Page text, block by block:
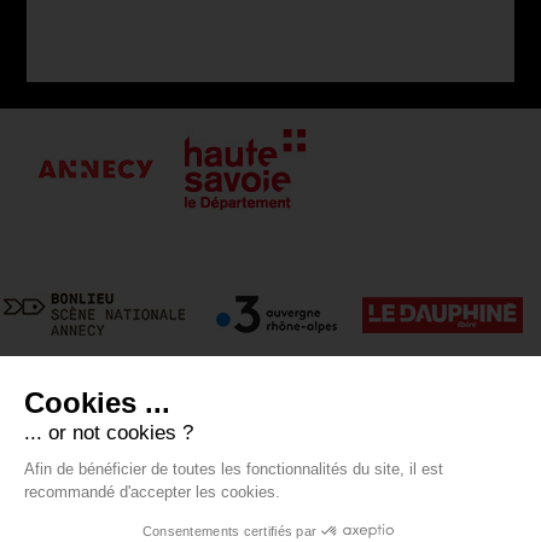
Contact- Mentions légales - Crédits-
Cookies ...
... or not cookies ?
Afin de bénéficier de toutes les fonctionnalités du site, il est
recommandé d'accepter les cookies.
Consentements certifiés par